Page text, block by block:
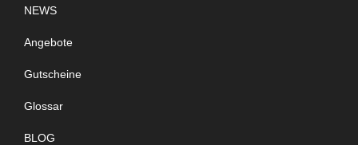
NEWS
Angebote
Gutscheine
Glossar
BLOG